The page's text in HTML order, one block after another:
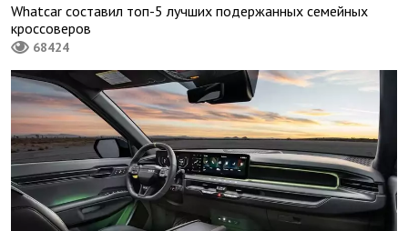
Whatcar составил топ-5 лучших подержанных семейных
кроссоверов
68424